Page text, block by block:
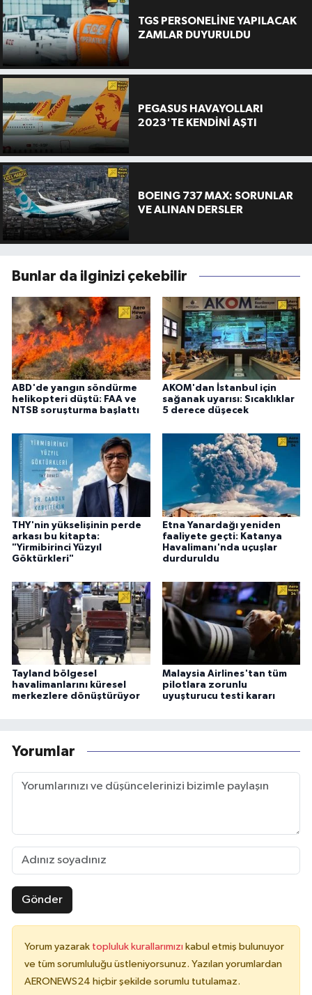
TGS PERSONELİNE YAPILACAK
ZAMLAR DUYURULDU
PEGASUS HAVAYOLLARI
2023'TE KENDİNİ AŞTI
BOEING 737 MAX: SORUNLAR
VE ALINAN DERSLER
Bunlar da ilginizi çekebilir
ABD'de yangın söndürme
helikopteri düştü: FAA ve
NTSB soruşturma başlattı
AKOM'dan İstanbul için
sağanak uyarısı: Sıcaklıklar
5 derece düşecek
THY'nin yükselişinin perde
arkası bu kitapta:
"Yirmibirinci Yüzyıl
Göktürkleri"
Etna Yanardağı yeniden
faaliyete geçti: Katanya
Havalimanı'nda uçuşlar
durduruldu
Tayland bölgesel
havalimanlarını küresel
merkezlere dönüştürüyor
Malaysia Airlines'tan tüm
pilotlara zorunlu
uyuşturucu testi kararı
Yorumlar
Gönder
Yorum yazarak topluluk kurallarımızı kabul etmiş bulunuyor
ve tüm sorumluluğu üstleniyorsunuz. Yazılan yorumlardan
AERONEWS24 hiçbir şekilde sorumlu tutulamaz.